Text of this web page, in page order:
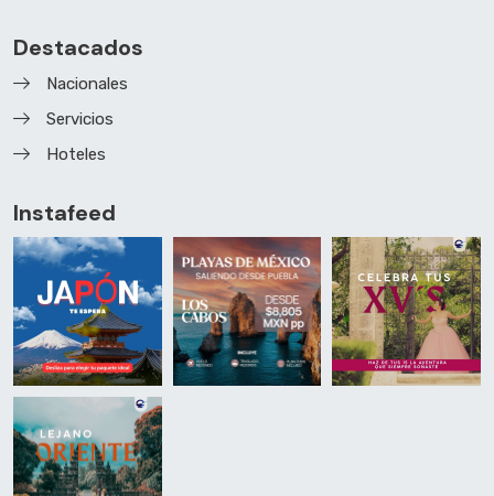
Destacados
Nacionales
Servicios
Hoteles
Instafeed